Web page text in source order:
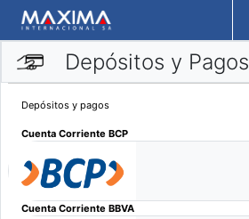
Depósitos y Pagos
Depósitos y pagos
Cuenta Corriente BCP
Cuenta Corriente BBVA